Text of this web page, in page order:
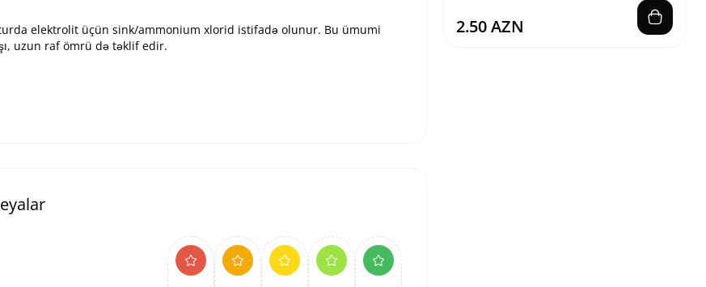
elektrolit üçün sink/ammonium xlorid istifadə olunur. Bu ümumi
uzun raf ömrü də təklif edir.
2.50 AZN